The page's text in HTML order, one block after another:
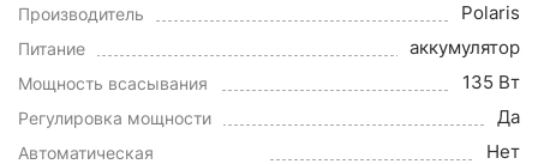
Производитель Polaris
Питание аккумулятор
Мощность всасывания 135 Вт
Регулировка мощности Да
Автоматическая
Нет